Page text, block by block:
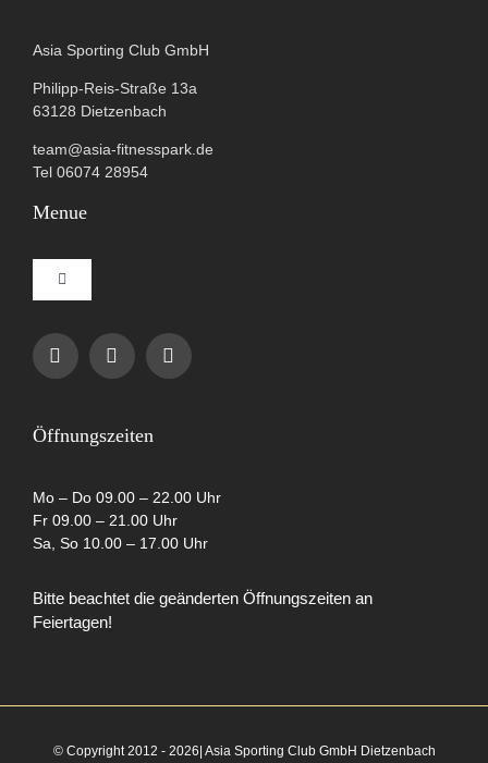
Asia Sporting Club GmbH
Philipp-Reis-Straße 13a
63128 Dietzenbach
team@asia-fitnesspark.de
Tel 06074 28954
Menue
Toggle
Navigation
Impressum
Cookie-Richtlinie (EU)
Partner
Öffnungszeiten
Mo – Do 09.00 – 22.00 Uhr
Fr 09.00 – 21.00 Uhr
Sa, So 10.00 – 17.00 Uhr
Bitte beachtet die geänderten Öffnungszeiten an
Feiertagen!
© Copyright 2012 - 2026| Asia Sporting Club GmbH Dietzenbach